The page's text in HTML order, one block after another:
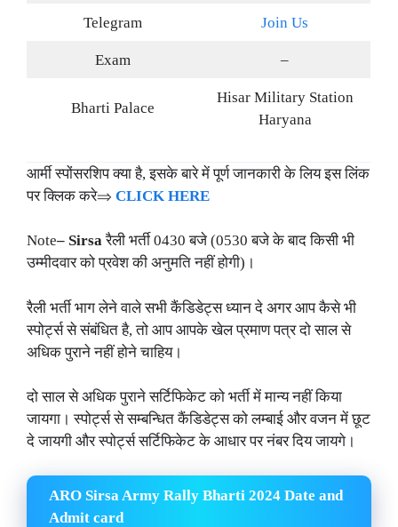
Telegram Join Us
Exam –
Bharti Palace
Hisar Military Station
Haryana
आर्मी स्पोंसरशिप क्या है, इसके बारे में पूर्ण जानकारी के लिय इस लिंक
पर क्लिक करे⇒ CLICK HERE
Note– Sirsaरैली भर्ती 0430 बजे (0530 बजे के बाद किसी भी
उम्मीदवार को प्रवेश की अनुमति नहीं होगी)।
रैली भर्ती भाग लेने वाले सभी कैंडिडेट्स ध्यान दे अगर आप कैसे भी
स्पोर्ट्स से संबंधित है, तो आप आपके खेल प्रमाण पत्र दो साल से
अधिक पुराने नहीं होने चाहिय।
दो साल से अधिक पुराने सर्टिफिकेट को भर्ती में मान्य नहीं किया
जायगा। स्पोर्ट्स से सम्बन्धित कैंडिडेट्स को लम्बाई और वजन में छूट
दे जायगी और स्पोर्ट्स सर्टिफिकेट के आधार पर नंबर दिय जायगे।
ARO Sirsa Army Rally Bharti 2024 Date and
Admit card